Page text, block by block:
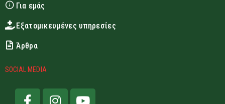
Για εμάς
Εξατομικευμένες υπηρεσίες
Άρθρα
SOCIAL MEDIA